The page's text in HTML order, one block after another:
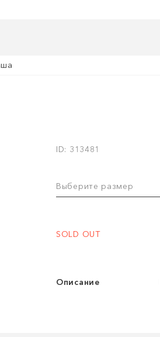
ID: 313481
Выберите размер
SOLD OUT
Описание